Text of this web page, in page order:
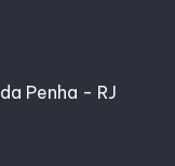
Penha - RJ